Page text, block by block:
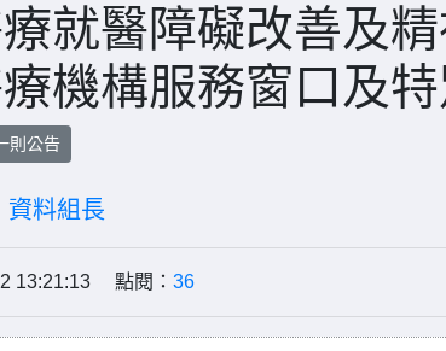
就醫障礙改善及
機構服務窗口及
則公告
資料組長
13:21:13 點閱： 36